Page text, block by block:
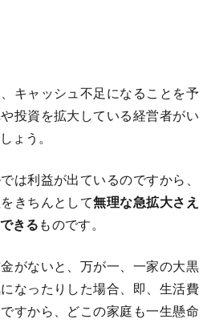
キャッシュ不足になることを予
投資を拡大している経営者がい
ょう。
は利益が出ているのですから、
きちんとして無理な急拡大さえ
きるものです。
がないと、万が一、一家の大黒
なったりした場合、即、生活費
すから、どこの家庭も一生懸命